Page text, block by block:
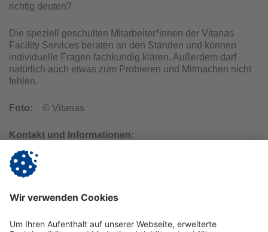
richtig deuten?
Die speziell geschulten Mitarbeiter*innen der Vitanas
Facility Services beraten an den Ständen und können
individuelle Fragen fachkundig klären. Außerdem darf
natürlich auch etwas zum Probieren und Mitmachen nicht
fehlen.
Foto: © Vitanas
Kontakt und Informationen:
Vitanas Facility Services GmbH
Aroser Allee 68 | 13407 Berlin
www.vitanas.de